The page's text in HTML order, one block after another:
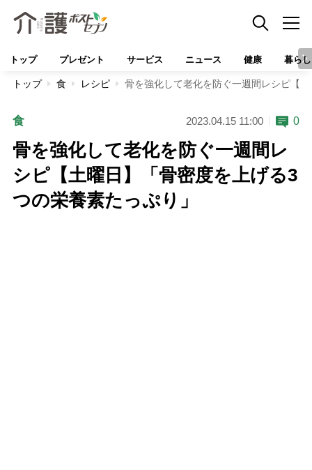
トップ プレゼント サービス ニュース 健康 暮らし
トップ 食 レシピ 骨を強化して老化を防ぐ一週間レシピ【
食 2023.04.15 11:00 0
骨を強化して老化を防ぐ一週間レ
シピ【土曜日】「骨密度を上げる3
つの栄養素たっぷり」